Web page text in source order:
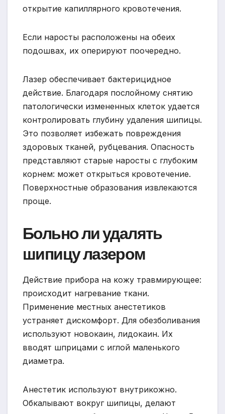
открытие капиллярного кровотечения.
Если наросты расположены на обеих
подошвах, их оперируют поочередно.
Лазер обеспечивает бактерицидное
действие. Благодаря послойному снятию
патологически измененных клеток удается
контролировать глубину удаления шипицы.
Это позволяет избежать повреждения
здоровых тканей, рубцевания. Опасность
представляют старые наросты с глубоким
корнем: может открыться кровотечение.
Поверхностные образования извлекаются
проще.
Больно ли удалять
шипицу лазером
Действие прибора на кожу травмирующее:
происходит нагревание ткани.
Применение местных анестетиков
устраняет дискомфорт. Для обезболивания
используют новокаин, лидокаин. Их
вводят шприцами с иглой маленького
диаметра.
Анестетик используют внутрикожно.
Обкалывают вокруг шипицы, делают